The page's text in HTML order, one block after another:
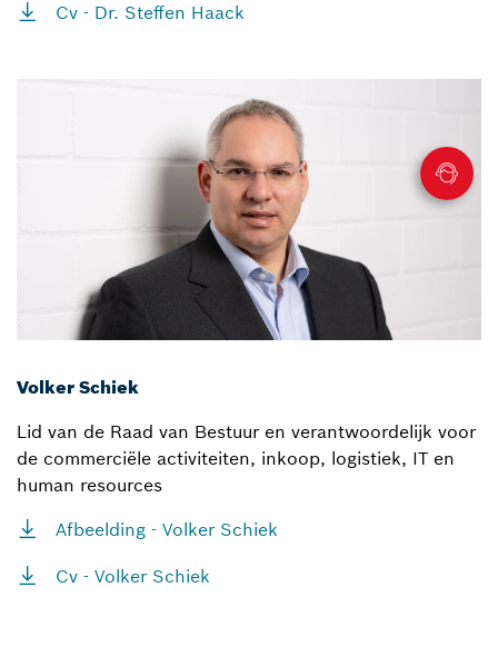
Cv - Dr. Steffen Haack
Volker Schiek
Lid van de Raad van Bestuur en verantwoordelijk voor
de commerciële activiteiten, inkoop, logistiek, IT en
human resources
Afbeelding - Volker Schiek
Cv - Volker Schiek